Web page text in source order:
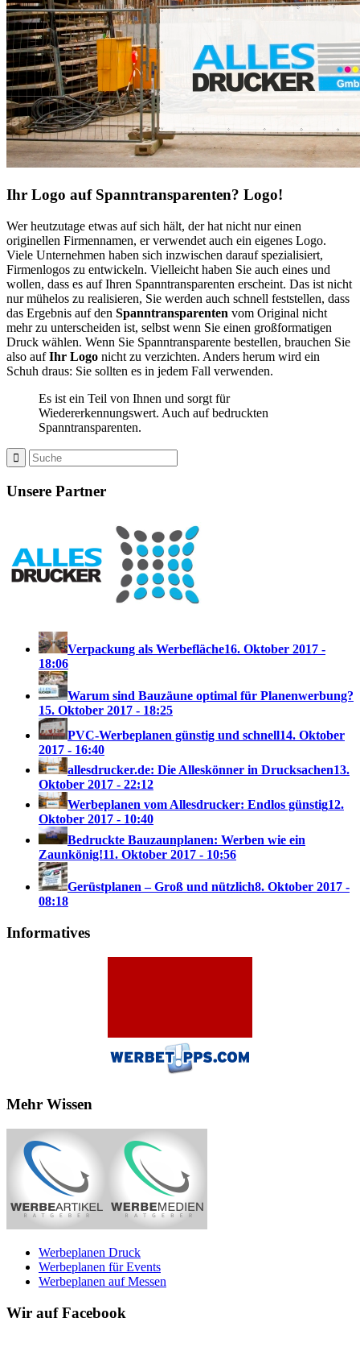
Ihr Logo auf Spanntransparenten? Logo!
Wer heutzutage etwas auf sich hält, der hat nicht nur einen
originellen Firmennamen, er verwendet auch ein eigenes Logo.
Viele Unternehmen haben sich inzwischen darauf spezialisiert,
Firmenlogos zu entwickeln. Vielleicht haben Sie auch eines und
wollen, dass es auf Ihren Spanntransparenten erscheint. Das ist nicht
nur mühelos zu realisieren, Sie werden auch schnell feststellen, dass
das Ergebnis auf den Spanntransparenten vom Original nicht
mehr zu unterscheiden ist, selbst wenn Sie einen großformatigen
Druck wählen. Wenn Sie Spanntransparente bestellen, brauchen Sie
also aufIhr Logo nicht zu verzichten. Anders herum wird ein
Schuh draus: Sie sollten es in jedem Fall verwenden.
Es ist ein Teil von Ihnen und sorgt für
Wiedererkennungswert. Auch auf bedruckten
Spanntransparenten.
Unsere Partner
Verpackung als Werbefläche16. Oktober 2017 -
18:06
Warum sind Bauzäune optimal für Planenwerbung?
15. Oktober 2017 - 18:25
PVC-Werbeplanen günstig und schnell14. Oktober
2017 - 16:40
allesdrucker.de: Die Alleskönner in Drucksachen13.
Oktober 2017 - 22:12
Werbeplanen vom Allesdrucker: Endlos günstig12.
Oktober 2017 - 10:40
Bedruckte Bauzaunplanen: Werben wie ein
Zaunkönig!11. Oktober 2017 - 10:56
Gerüstplanen – Groß und nützlich8. Oktober 2017 -
08:18
Informatives
Mehr Wissen
Werbeplanen Druck
Werbeplanen für Events
Werbeplanen auf Messen
Wir auf Facebook